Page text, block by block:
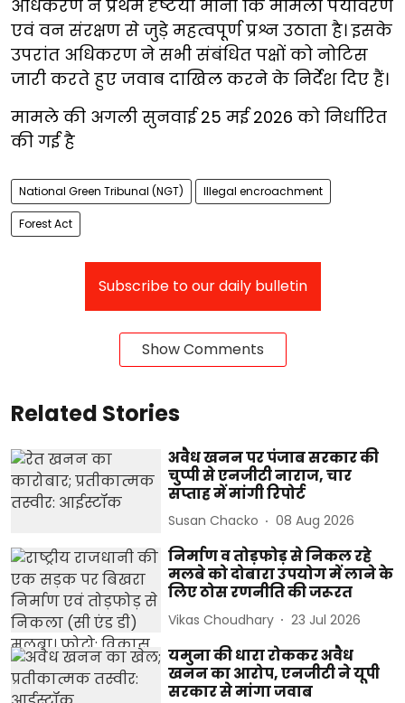
अधिकरण ने प्रथम दृष्टया माना कि मामला पर्यावरण
एवं वन संरक्षण से जुड़े महत्वपूर्ण प्रश्न उठाता है। इसके
उपरांत अधिकरण ने सभी संबंधित पक्षों को नोटिस
जारी करते हुए जवाब दाखिल करने के निर्देश दिए हैं।
मामले की अगली सुनवाई 25 मई 2026 को निर्धारित
की गई है
National Green Tribunal (NGT) Illegal encroachment
Forest Act
Subscribe to our daily bulletin
Show Comments
Related Stories
अवैध खनन पर पंजाब सरकार की
चुप्पी से एनजीटी नाराज, चार
सप्ताह में मांगी रिपोर्ट
Susan Chacko 08 Aug 2026
निर्माण व तोड़फोड़ से निकल रहे
मलबे को दोबारा उपयोग में लाने के
लिए ठोस रणनीति की जरूरत
Vikas Choudhary 23 Jul 2026
यमुना की धारा रोककर अवैध
खनन का आरोप, एनजीटी ने यूपी
सरकार से मांगा जवाब